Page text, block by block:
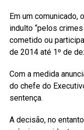
Em um comunicado,
indulto “pelos
cometido ou
de 2014 até 1º de
Com a medida
do chefe do
sentença.
A decisão, no